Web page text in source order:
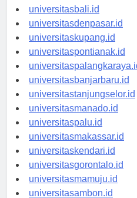
universitasbanten.id
universitasbali.id
universitasdenpasar.id
universitaskupang.id
universitaspontianak.id
universitaspalangkaraya.id
universitasbanjarbaru.id
universitastanjungselor.id
universitasmanado.id
universitaspalu.id
universitasmakassar.id
universitaskendari.id
universitasgorontalo.id
universitasmamuju.id